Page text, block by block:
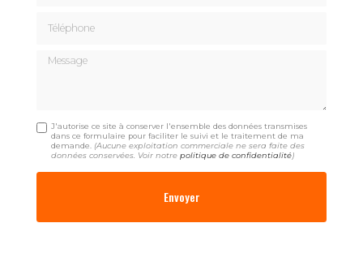
Message
J'autorise ce site à conserver l'ensemble des données transmises
dans ce formulaire pour faciliter le suivi et le traitement de ma
demande. (Aucune exploitation commerciale ne sera faite des
données conservées. Voir notrepolitique de confidentialité)